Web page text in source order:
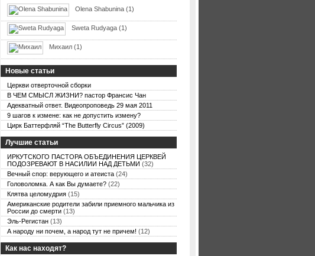
Olena Shabunina (1)
Sweta Rudyaga (1)
Михаил (1)
Новые статьи
Церкви отверточной сборки
В ЧЕМ СМЫСЛ ЖИЗНИ? пастор Франсис Чан
Адекватный ответ. Видеопроповедь 29 мая 2011
9 шагов к измене: как не допустить измену?
Цирк Баттерфляй “The Butterfly Circus” (2009)
Лучшие статьи
ИРКУТСКОГО ПАСТОРА ОБЪЕДИНЕНИЯ ЦЕРКВЕЙ
ПОДОЗРЕВАЮТ В НАСИЛИИ НАД ДЕТЬМИ (32)
Вечный спор: верующего и атеиста (24)
Головоломка. А как Вы думаете? (22)
Клятва целомудрия (15)
Американские родители забили приемного мальчика из
России до смерти (13)
Эль-Регистан (13)
А народу ни почем, а народ тут не причем! (12)
Как нас находят?